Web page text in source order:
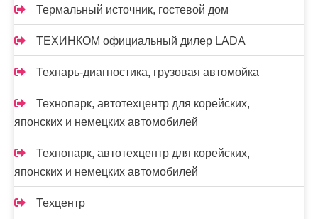
Термальный источник, гостевой дом
ТЕХИНКОМ официальный дилер LADA
Технарь-диагностика, грузовая автомойка
Технопарк, автотехцентр для корейских,
японских и немецких автомобилей
Технопарк, автотехцентр для корейских,
японских и немецких автомобилей
Техцентр